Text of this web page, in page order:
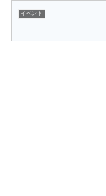
イベント